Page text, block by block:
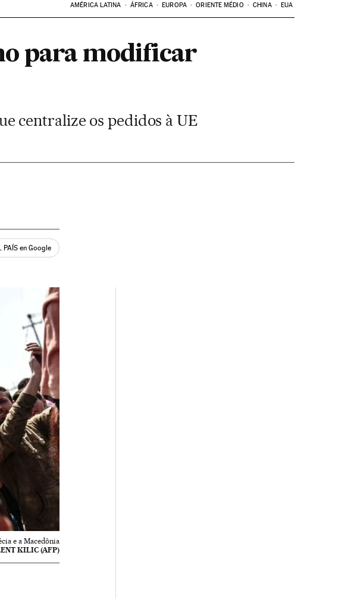
AMÉRICA LATINA ÁFRICA EUROPA ORIENTE MÉDIO CHINA EUA
para modificar
centralize os pedidos à UE
PAÍS en Google
e a Macedônia
KILIC (AFP)